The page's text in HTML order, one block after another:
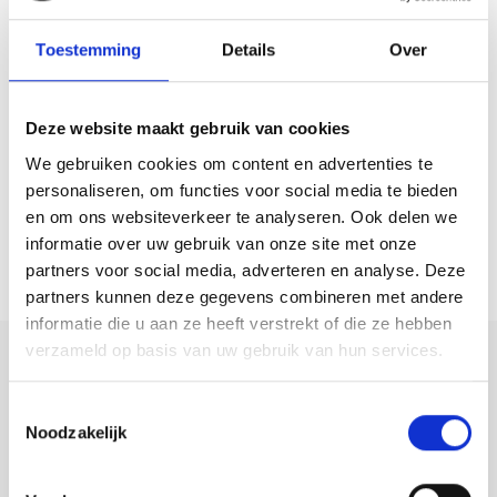
Toestemming Details Over
Deze website maakt gebruik van cookies
We gebruiken cookies om content en advertenties te
personaliseren, om functies voor social media te bieden
en om ons websiteverkeer te analyseren. Ook delen we
informatie over uw gebruik van onze site met onze
partners voor social media, adverteren en analyse. Deze
partners kunnen deze gegevens combineren met andere
informatie die u aan ze heeft verstrekt of die ze hebben
verzameld op basis van uw gebruik van hun services.
Noodzakelijk
biedt een rustige en groene buitenruimte. De tuin is verzorgd
aangelegd met een combinatie van bestrating, gazon en diverse
– Goed onderhouden eengezinswoning;
– Voorzien van 2 slaapkamers op de 1e verdieping en een ruime open
zolderverdieping;
– Diepe achtertuin met o.a. een berging, 2 overkappingen en een
achterom;
strand, scholen en bos;